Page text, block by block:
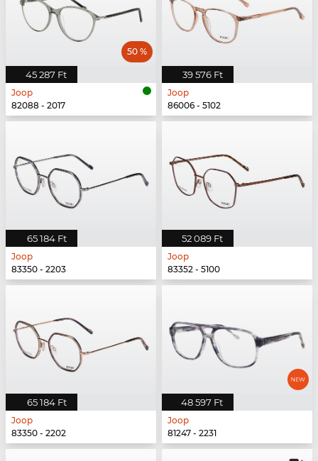
45 287 Ft
50 %
Joop
82088 - 2017
39 576 Ft
Joop
86006 - 5102
65 184 Ft
Joop
83350 - 2203
52 089 Ft
Joop
83352 - 5100
65 184 Ft
Joop
83350 - 2202
48 597 Ft
Joop
81247 - 2231